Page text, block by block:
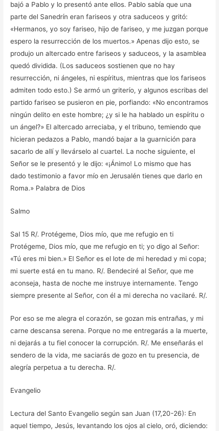
bajó a Pablo y lo presentó ante ellos. Pablo sabía que una
parte del Sanedrín eran fariseos y otra saduceos y gritó:
«Hermanos, yo soy fariseo, hijo de fariseo, y me juzgan porque
espero la resurrección de los muertos.» Apenas dijo esto, se
produjo un altercado entre fariseos y saduceos, y la asamblea
quedó dividida. (Los saduceos sostienen que no hay
resurrección, ni ángeles, ni espíritus, mientras que los fariseos
admiten todo esto.) Se armó un griterío, y algunos escribas del
partido fariseo se pusieron en pie, porfiando: «No encontramos
ningún delito en este hombre; ¿y si le ha hablado un espíritu o
un ángel?» El altercado arreciaba, y el tribuno, temiendo que
hicieran pedazos a Pablo, mandó bajar a la guarnición para
sacarlo de allí y llevárselo al cuartel. La noche siguiente, el
Señor se le presentó y le dijo: «¡Ánimo! Lo mismo que has
dado testimonio a favor mío en Jerusalén tienes que darlo en
Roma.» Palabra de Dios
Salmo
Sal 15 R/. Protégeme, Dios mío, que me refugio en ti
Protégeme, Dios mío, que me refugio en ti; yo digo al Señor:
«Tú eres mi bien.» El Señor es el lote de mi heredad y mi copa;
mi suerte está en tu mano. R/. Bendeciré al Señor, que me
aconseja, hasta de noche me instruye internamente. Tengo
siempre presente al Señor, con él a mi derecha no vacilaré. R/.
Por eso se me alegra el corazón, se gozan mis entrañas, y mi
carne descansa serena. Porque no me entregarás a la muerte,
ni dejarás a tu fiel conocer la corrupción. R/. Me enseñarás el
sendero de la vida, me saciarás de gozo en tu presencia, de
alegría perpetua a tu derecha. R/.
Evangelio
Lectura del Santo Evangelio según san Juan (17,20-26): En
aquel tiempo, Jesús, levantando los ojos al cielo, oró, diciendo: